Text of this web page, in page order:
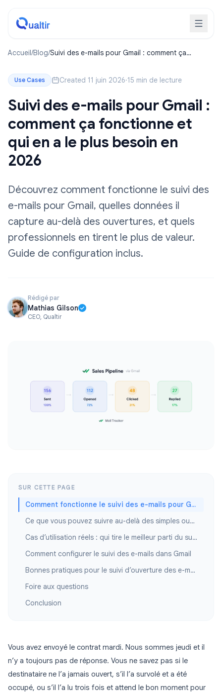
Accueil/Blog/Suivi des e-mails pour Gmail : comment ça
Use Cases Created 11 juin 2026·15 min de lecture
Suivi des e-mails pour Gmail :
comment ça fonctionne et
qui en a le plus besoin en
2026
Découvrez comment fonctionne le suivi des
e-mails pour Gmail, quelles données il
capture au-delà des ouvertures, et quels
professionnels en tirent le plus de valeur.
Guide de configuration inclus.
Rédigé par
Mathias Gilson
CEO, Qualtir
SUR CETTE PAGE
Comment fonctionne le suivi des e-mails pour Gmail
Ce que vous pouvez suivre au-delà des simples ouvertures
Cas d’utilisation réels : qui tire le meilleur parti du suivi des e-mails Gmail
Comment configurer le suivi des e-mails dans Gmail
Bonnes pratiques pour le suivi d’ouverture des e-mails dans Gmail
Foire aux questions
Conclusion
Vous avez envoyé le contrat mardi. Nous sommes jeudi et il
n’y a toujours pas de réponse. Vous ne savez pas si le
destinataire ne l’a jamais ouvert, s’il l’a survolé et a été
occupé, ou s’il l’a lu trois fois et attend le bon moment pour